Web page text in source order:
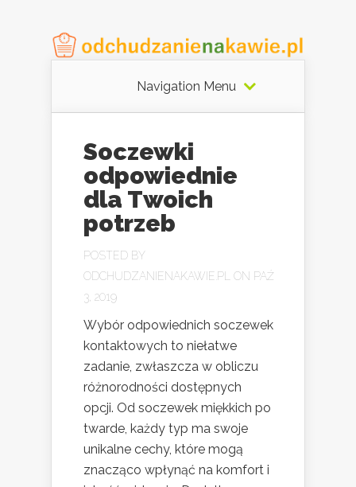
Navigation Menu
Soczewki
odpowiednie
dla Twoich
potrzeb
POSTED BY
ODCHUDZANIENAKAWIE.PL
ON PAŹ
3, 2019
Wybór odpowiednich soczewek
kontaktowych to niełatwe
zadanie, zwłaszcza w obliczu
różnorodności dostępnych
opcji. Od soczewek miękkich po
twarde, każdy typ ma swoje
unikalne cechy, które mogą
znacząco wpłynąć na komfort i